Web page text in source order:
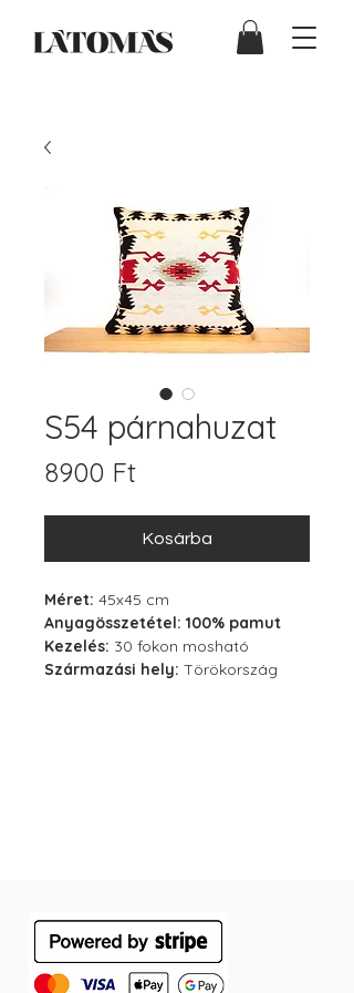
S54 párnahuzat
8900 FtÁr
Kosárba
Méret: 45x45 cm
Anyagösszetétel: 100% pamut
Kezelés: 30 fokon mosható
Származási hely: Törökország